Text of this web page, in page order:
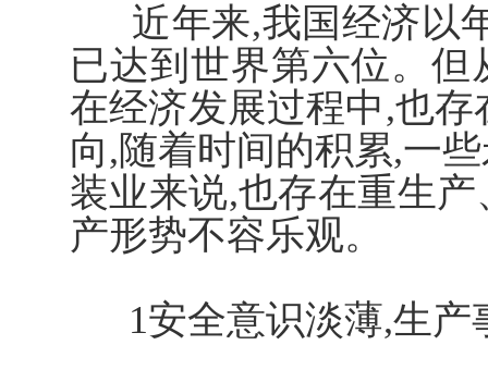
近年来,我国经济以
已达到世界第六位。但
在经济发展过程中,也存
向,随着时间的积累,一
装业来说,也存在重生
产形势不容乐观。
1安全意识淡薄,生产